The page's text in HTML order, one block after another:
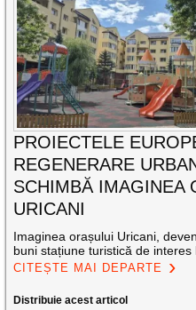
PROIECTELE
REGENERARE
SCHIMBĂ IMAGINEA
URICANI
Imaginea orașului Uricani,
buni stațiune turistică de interes
CITEȘTE MAI DEPARTE
Distribuie acest articol